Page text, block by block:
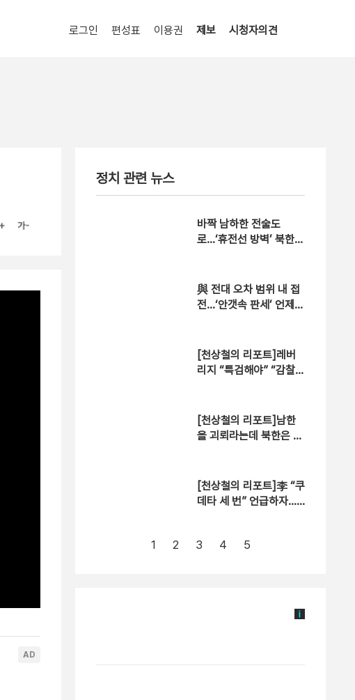
로그인 편성표 이용권 제보 시청자의견
정치 관련 뉴스
바짝 남하한 전술도
로…‘휴전선 방벽’ 북한
與 전대 오차 범위 내 접
전…‘안갯속 판세’ 언제
[천상철의 리포트]레버
리지 “특검해야” “감찰해
[천상철의 리포트]남한
을 괴뢰라는데 북한은 조
[천상철의 리포트]李 “쿠
데타 세 번” 언급하자…
1 2 3 4 5